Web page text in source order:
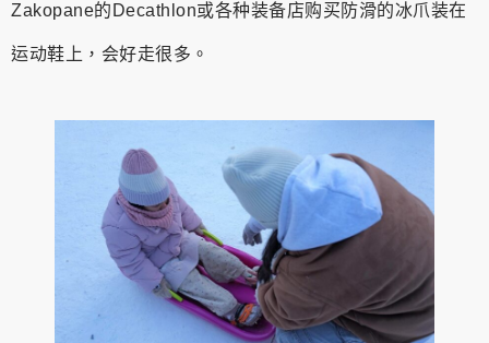
Zakopane的Decathlon或各种装备店购买防滑的冰爪装在
运动鞋上，会好走很多。